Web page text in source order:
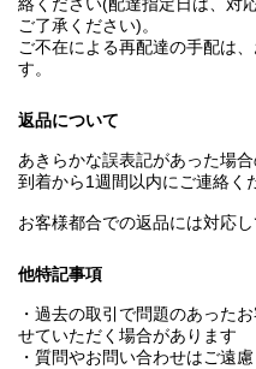
絡ください(配達指定日は、対
ご了承ください)。
ご不在による再配達の手配は
す。
返品について
あきらかな誤表記があった場
到着から1週間以内にご連絡く
お客様都合での返品には対応し
他特記事項
・過去の取引で問題のあった
せていただく場合があります
・質問やお問い合わせはご遠